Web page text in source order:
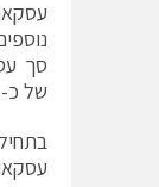
סך
של כ-67.11 מיליון דולר.